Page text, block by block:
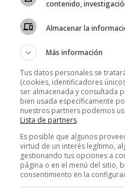
Recibe
suscriptores.
Sin compromiso
los cuatro
Precio para la
contenido,
Almacenar la
Más información
Tus datos personales se
(cookies, identificadores
ser almacenada y consultada
bien usada específicamente
nuestros partners podemos
Lista de partners.
Es posible que algunos
virtud de un interés legítimo,
gestionando tus opciones a
página o en el menú del sitio,
consentimiento en la